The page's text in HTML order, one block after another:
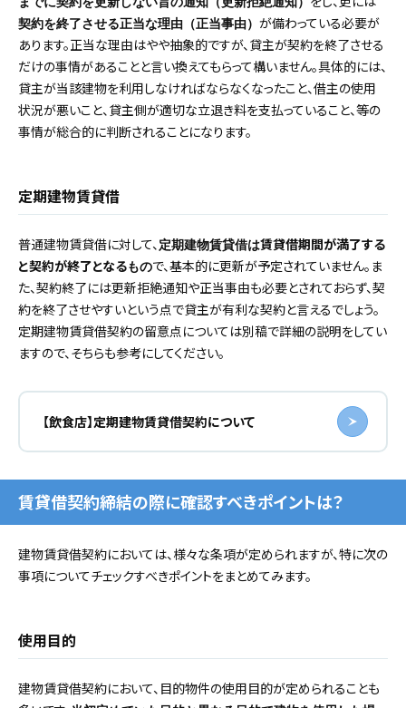
契約を終了させる正当な理由（正当事由） が備わっている必要が
あります。正当な理由はやや抽象的ですが、貸主が契約を終了させる
だけの事情があることと言い換えてもらって構いません。具体的には、
貸主が当該建物を利用しなければならなくなったこと、借主の使用
状況が悪いこと、貸主側が適切な立退き料を支払っていること、等の
事情が総合的に判断されることになります。
定期建物賃貸借
普通建物賃貸借に対して、 定期建物賃貸借は賃貸借期間が満了する
と契約が終了となるもので、基本的に更新が予定されていません。ま
た、契約終了には更新拒絶通知や正当事由も必要とされておらず、契
約を終了させやすいという点で貸主が有利な契約と言えるでしょう。
定期建物賃貸借契約の留意点については別稿で詳細の説明をしてい
ますので、そちらも参考にしてください。
【飲食店】定期建物賃貸借契約について
賃貸借契約締結の際に確認すべきポイントは？
建物賃貸借契約においては、様々な条項が定められますが、特に次の
事項についてチェックすべきポイントをまとめてみます。
使用目的
建物賃貸借契約において、目的物件の使用目的が定められることも